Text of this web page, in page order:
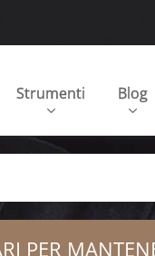
Strumenti Blog
PER